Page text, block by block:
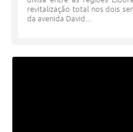
revitalização total nos dois
da avenida David...